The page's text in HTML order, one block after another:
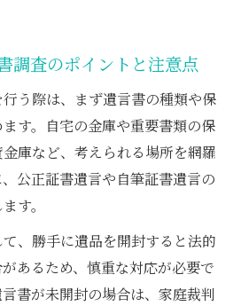
調査のポイントと注意点
う際は、まず遺言書の種類や保
す。自宅の金庫や重要書類の保
庫など、考えられる場所を網羅
公正証書遺言や自筆証書遺言の
す。
、勝手に遺品を開封すると法的
あるため、慎重な対応が必要で
書が未開封の場合は、家庭裁判